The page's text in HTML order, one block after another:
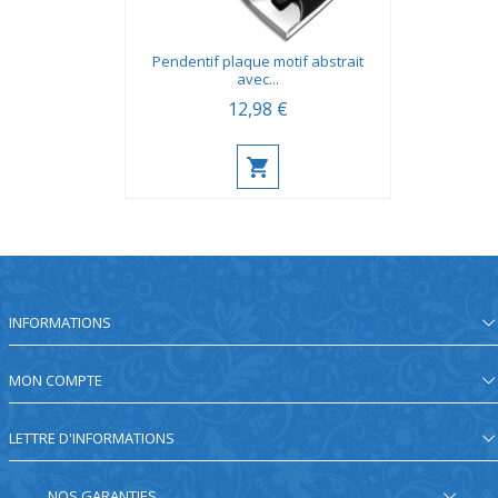
Pendentif plaque motif abstrait
avec...
12,98 €
INFORMATIONS
MON COMPTE
LETTRE D'INFORMATIONS